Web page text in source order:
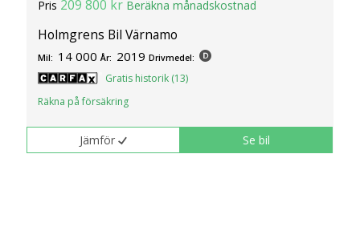
Pris 209 800 kr Beräkna månadskostnad
Holmgrens Bil Värnamo
Mil: 14 000 År: 2019 Drivmedel:
Gratis historik (13)
Räkna på försäkring
Jämför Se bil